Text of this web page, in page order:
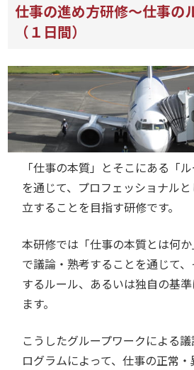
仕事の進め方研修～仕事の
（１日間）
「仕事の本質」とそこにある「
を通じて、プロフェッショナル
立することを目指す研修です。
本研修では「仕事の本質とは何
で議論・熟考することを通じて
するルール、あるいは独自の基
ます。
こうしたグループワークによる
ログラムによって、仕事の正常